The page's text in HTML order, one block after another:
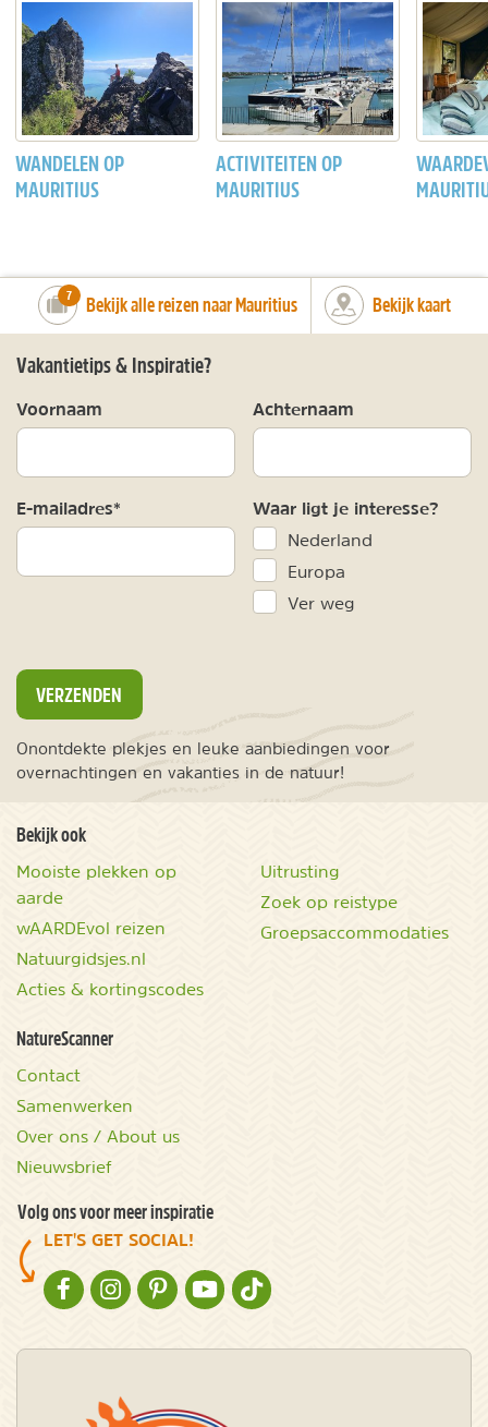
WANDELEN OP
MAURITIUS
ACTIVITEITEN OP
MAURITIUS
number_of_trips:
7 Bekijk alle reizen naar Mauritius Bekijk kaart
Vakantietips & Inspiratie?
Voornaam Achternaam
E-mailadres* Waar ligt je interesse?
Nederland
Europa
Ver weg
VERZENDEN
Onontdekte plekjes en leuke aanbiedingen voor
overnachtingen en vakanties in de natuur!
Bekijk ook
Mooiste plekken op
aarde
wAARDEvol reizen
Natuurgidsjes.nl
Acties & kortingscodes
Uitrusting
Zoek op reistype
Groepsaccommodaties
NatureScanner
Contact
Samenwerken
Over ons / About us
Nieuwsbrief
Volg ons voor meer inspiratie
LET'S GET SOCIAL!
NATURESCANNER OP FACEBOOK
NATURESCANNER OP INSTAGRAM
NATURESCANNER OP PINTEREST
NATURESCANNER OP YOUTUBE
NATURESCANNER OP TIKTOK